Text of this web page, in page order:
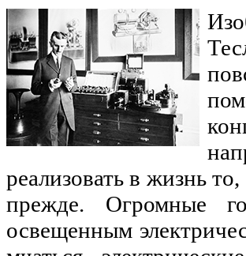
реализовать в жизнь
прежде. Огромные
освещенным